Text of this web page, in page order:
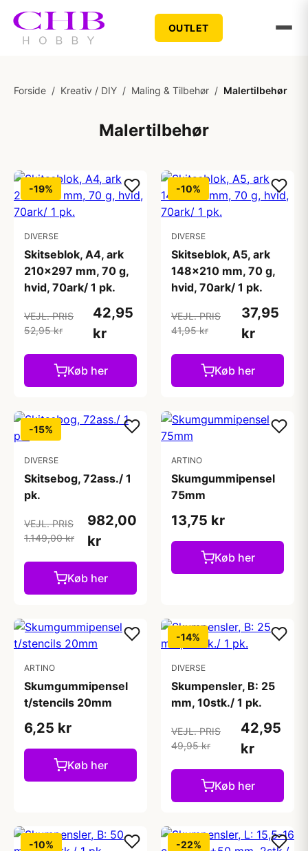
OUTLET
Forside / Kreativ / DIY / Maling & Tilbehør / Malertilbehør
Malertilbehør
-19%
DIVERSE
Skitseblok, A4, ark
210x297 mm, 70 g,
hvid, 70ark/ 1 pk.
VEJL. PRIS
52,95 kr
42,95
kr
Køb her
-10%
DIVERSE
Skitseblok, A5, ark
148x210 mm, 70 g,
hvid, 70ark/ 1 pk.
VEJL. PRIS
41,95 kr
37,95
kr
Køb her
-15%
DIVERSE
Skitsebog, 72ass./ 1
pk.
VEJL. PRIS
1.149,00 kr
982,00
kr
Køb her
ARTINO
Skumgummipensel
75mm
13,75 kr
Køb her
ARTINO
Skumgummipensel
t/stencils 20mm
6,25 kr
Køb her
-14%
DIVERSE
Skumpensler, B: 25
mm, 10stk./ 1 pk.
VEJL. PRIS
49,95 kr
42,95
kr
Køb her
-10% -22%